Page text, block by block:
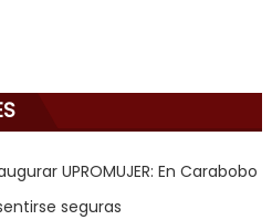
UPROMUJER: En Carabobo
seguras